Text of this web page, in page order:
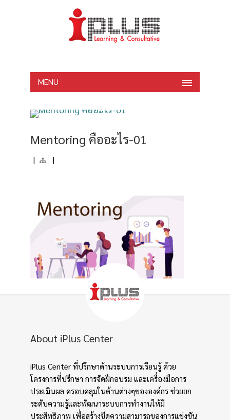
MENU
Mentoring คืออะไร-01
| |
About iPlus Center
iPlus Center ที่ปรึกษาด้านระบบการเรียนรู้ ด้วย
โครงการที่ปรึกษา การจัดฝึกอบรม และเครื่องมือการ
ประเมินผล ครอบคลุมในด้านต่างๆขององค์กร ช่วยยก
ระดับความรู้และพัฒนาระบบการทำงานให้มี
ประสิทธิภาพ เพื่อสร้างขีดความสามารถของการแข่งขัน